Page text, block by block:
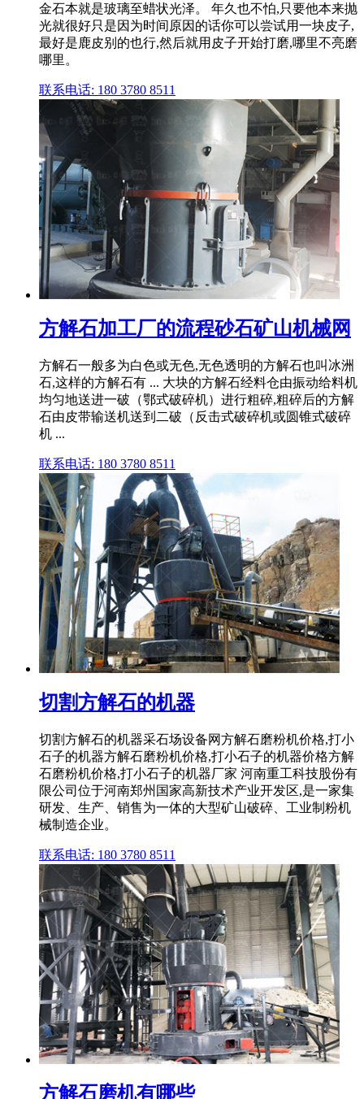
金石本就是玻璃至蜡状光泽。 年久也不怕,只要他本来抛
光就很好只是因为时间原因的话你可以尝试用一块皮子,
最好是鹿皮别的也行,然后就用皮子开始打磨,哪里不亮磨
哪里。
联系电话: 180 3780 8511
方解石加工厂的流程砂石矿山机械网
方解石一般多为白色或无色,无色透明的方解石也叫冰洲
石,这样的方解石有 ... 大块的方解石经料仓由振动给料机
均匀地送进一破（鄂式破碎机）进行粗碎,粗碎后的方解
石由皮带输送机送到二破（反击式破碎机或圆锥式破碎
机 ...
联系电话: 180 3780 8511
切割方解石的机器
切割方解石的机器采石场设备网方解石磨粉机价格,打小
石子的机器方解石磨粉机价格,打小石子的机器价格方解
石磨粉机价格,打小石子的机器厂家 河南重工科技股份有
限公司位于河南郑州国家高新技术产业开发区,是一家集
研发、生产、销售为一体的大型矿山破碎、工业制粉机
械制造企业。
联系电话: 180 3780 8511
方解石磨机有哪些